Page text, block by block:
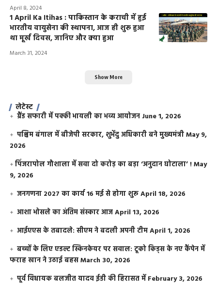
April 8, 2024
1 April Ka Itihas : पाकिस्तान के कराची में हुई
भारतीय वायुसेना की स्थापना, आज ही शुरू हुआ
था मूर्ख दिवस, जानिए और क्या हुआ
March 31, 2024
Show More
लेटेस्ट
ग्रैंड सफारी में पक्की भायली का भव्य आयोजन June 1, 2026
पश्चिम बंगाल में बीजेपी सरकार, शुभेंदु अधिकारी बने मुख्यमंत्रीMay 9,
2026
​पिंजरापोल गौशाला में सवा दो करोड़ का बड़ा ‘अनुदान घोटाला’ !May
9, 2026
जनगणना 2027 का कार्य 16 मई से होगा शुरूApril 18, 2026
आशा भोसले का अंतिम संस्कार आजApril 13, 2026
आईएएस के तबादले: सीएम ने बदली अपनी टीमApril 1, 2026
बच्चों के लिए एडल्ट स्किनकेयर पर सवाल: टूको किड्स के नए कैंपेन में
फराह खान ने उठाई बहसMarch 30, 2026
पूर्व विधायक बलजीत यादव ईडी की हिरासत में February 3, 2026